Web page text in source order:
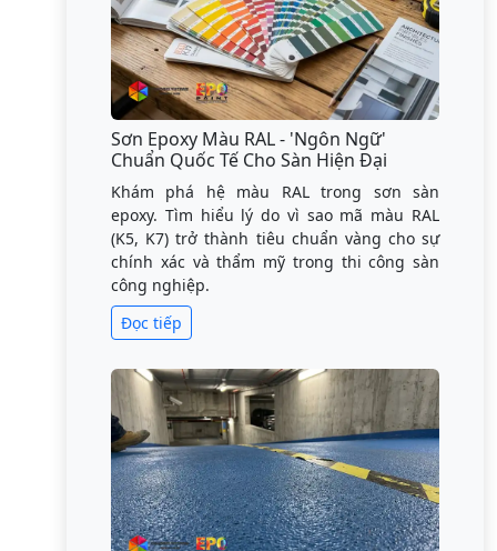
Sơn Epoxy Màu RAL - 'Ngôn Ngữ'
Chuẩn Quốc Tế Cho Sàn Hiện Đại
Khám phá hệ màu RAL trong sơn sàn
epoxy. Tìm hiểu lý do vì sao mã màu RAL
(K5, K7) trở thành tiêu chuẩn vàng cho sự
chính xác và thẩm mỹ trong thi công sàn
công nghiệp.
Đọc tiếp